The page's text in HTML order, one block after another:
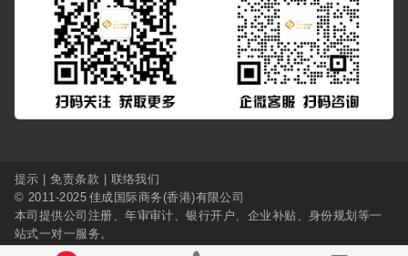
提示 |免责条款
联络我们
© 2011-2025 佳成国际商务(香港)有限公司
本司提供公司注册 、年审审计 、银行开户 企业补贴 、身份规划 等一
站式一对一服务。